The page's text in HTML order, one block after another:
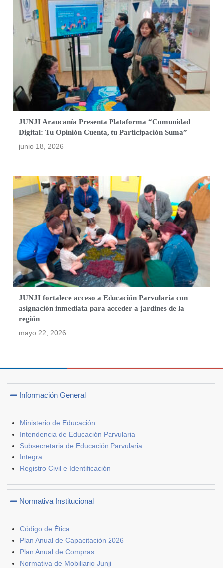
JUNJI Araucanía Presenta Plataforma “Comunidad
Digital: Tu Opinión Cuenta, tu Participación Suma”
junio 18, 2026
JUNJI fortalece acceso a Educación Parvularia con
asignación inmediata para acceder a jardines de la
región
mayo 22, 2026
Información General
Ministerio de Educación
Intendencia de Educación Parvularia
Subsecretaria de Educación Parvularia
Integra
Registro Civil e Identificación
Normativa Institucional
Código de Ética
Plan Anual de Capacitación 2026
Plan Anual de Compras
Normativa de Mobiliario Junji